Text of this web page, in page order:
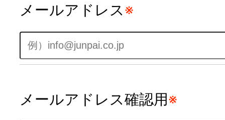
メールアドレス※
メールアドレス確認用※